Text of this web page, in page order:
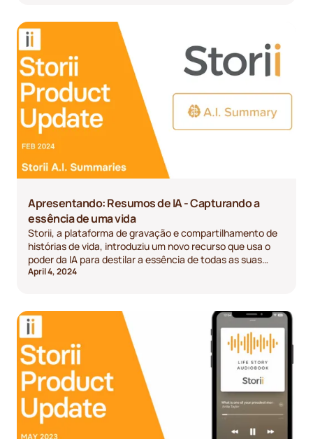
Apresentando: Resumos de IA - Capturando a
essência de uma vida
Storii, a plataforma de gravação e compartilhamento de
histórias de vida, introduziu um novo recurso que usa o
poder da IA para destilar a essência de todas as suas
histórias, transformando horas de áudio em um resumo
April 4, 2024